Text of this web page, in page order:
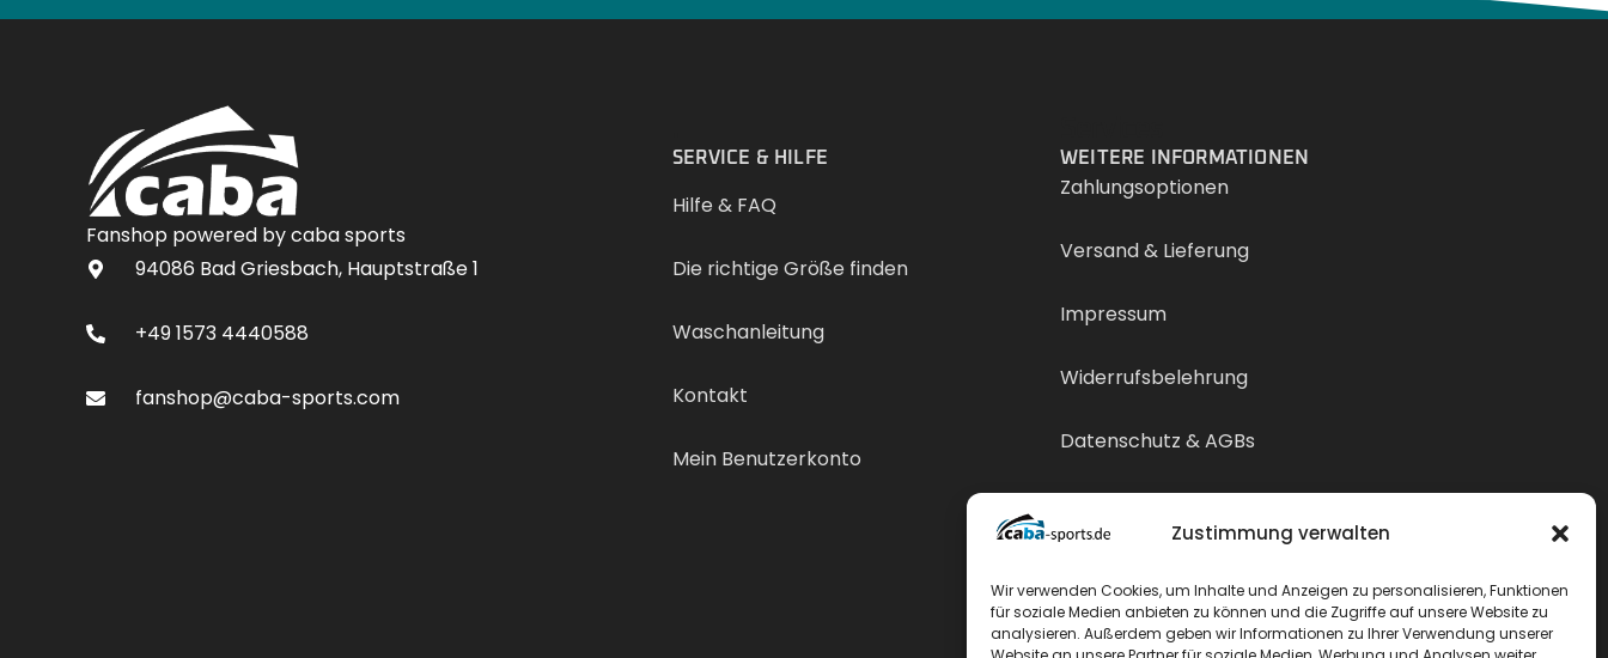
Zustimmung verwalten
Wir verwenden Cookies, um Inhalte und Anzeigen zu personalisieren, Funktionen
für soziale Medien anbieten zu können und die Zugriffe auf unsere Website zu
analysieren. Außerdem geben wir Informationen zu Ihrer Verwendung unserer
Fanshop powered by caba sports
94086 Bad Griesbach, Hauptstraße 1
+49 1573 4440588
fanshop@caba-sports.com
SERVICE & HILFE
Hilfe & FAQ
Die richtige Größe finden
Waschanleitung
Kontakt
Mein Benutzerkonto
WEITERE INFORMATIONEN
Zahlungsoptionen
Versand & Lieferung
Impressum
Widerrufsbelehrung
Datenschutz & AGBs